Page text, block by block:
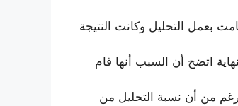
بعمل التحليل وكانت النتيجة
اتضح أن السبب أنها قام
من أن نسبة التحليل من